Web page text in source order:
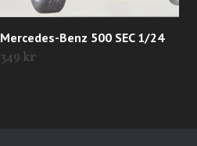
Mercedes-Benz 500 SEC 1/24
349 kr